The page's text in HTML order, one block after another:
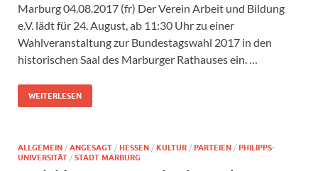
Marburg 04.08.2017 (fr) Der Verein Arbeit und Bildung
e.V. lädt für 24. August, ab 11:30 Uhr zu einer
Wahlveranstaltung zur Bundestagswahl 2017 in den
historischen Saal des Marburger Rathauses ein. …
WEITERLESEN
ALLGEMEIN / ANGESAGT / HESSEN / KULTUR / PARTEIEN / PHILIPPS-
UNIVERSITÄT / STADT MARBURG